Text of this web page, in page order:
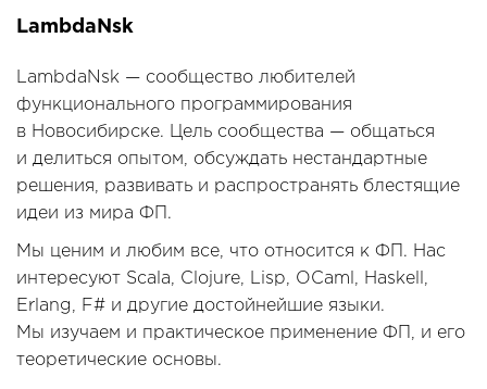
LambdaNsk
LambdaNsk — сообщество любителей
функционального программирования
в Новосибирске. Цель сообщества — общаться
и делиться опытом, обсуждать нестандартные
решения, развивать и распространять блестящие
идеи из мира ФП.
Мы ценим и любим все, что относится к ФП. Нас
интересуют Scala, Clojure, Lisp, OCaml, Haskell,
Erlang, F# и другие достойнейшие языки.
Мы изучаем и практическое применение ФП, и его
теоретические основы.